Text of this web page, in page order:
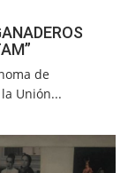
de
Unión...